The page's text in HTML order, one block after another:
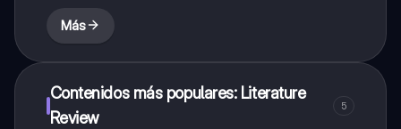
Más
Contenidos más populares: Literature
Review
5